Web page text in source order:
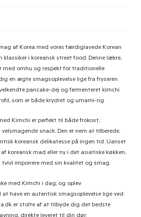
af Korea med vores færdiglavede Korean
klassiker i koreansk street food. Denne lækre,
med omhu og respekt for traditionelle
en ægte smagsoplevelse lige fra fryseren.
pancake-dej og fermenteret kimchi
som er både krydret og umami-rig.
Kimchi er perfekt til både frokost,
snack. Den er nem at tilberede,
koreansk delikatesse på ingen tid. Uanset
koreansk mad eller ny i det asiatiske køkken,
tvivl imponere med sin kvalitet og smag.
med Kimchi i dag, og oplev
at have en autentisk smagsoplevelse lige ved
er stolte af at tilbyde dig det bedste